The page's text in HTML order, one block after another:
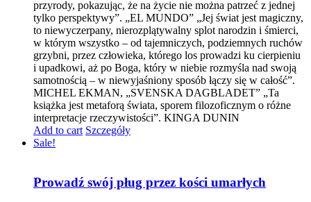
przyrody, pokazując, że na życie nie można patrzeć z jednej
tylko perspektywy”. „EL MUNDO” „Jej świat jest magiczny,
to niewyczerpany, nierozplątywalny splot narodzin i śmierci,
w którym wszystko – od tajemniczych, podziemnych ruchów
grzybni, przez człowieka, którego los prowadzi ku cierpieniu
i upadkowi, aż po Boga, który w niebie rozmyśla nad swoją
samotnością – w niewyjaśniony sposób łączy się w całość”.
MICHEL EKMAN, „SVENSKA DAGBLADET” „Ta
książka jest metaforą świata, sporem filozoficznym o różne
interpretacje rzeczywistości”. KINGA DUNIN
Add to cart Szczegóły
Sale!
Prowadź swój pług przez kości umarłych